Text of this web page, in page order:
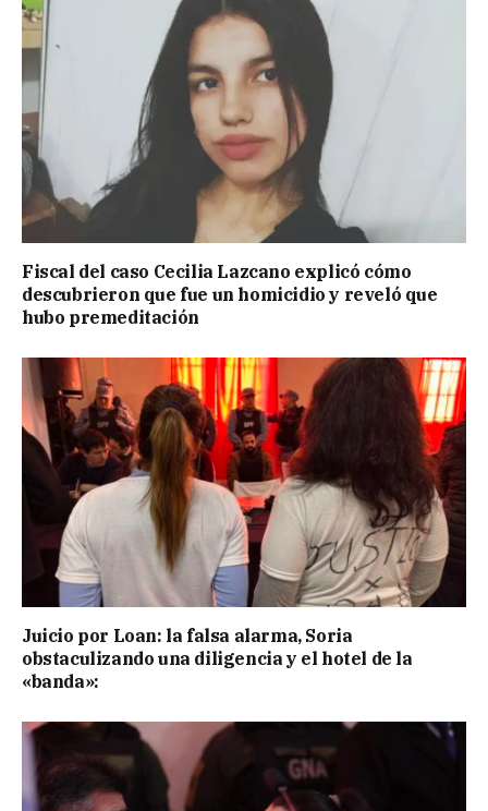
Fiscal del caso Cecilia Lazcano explicó cómo
descubrieron que fue un homicidio y reveló que
hubo premeditación
Juicio por Loan: la falsa alarma, Soria
obstaculizando una diligencia y el hotel de la
«banda»: